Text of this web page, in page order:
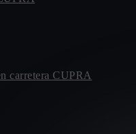
carretera CUPRA